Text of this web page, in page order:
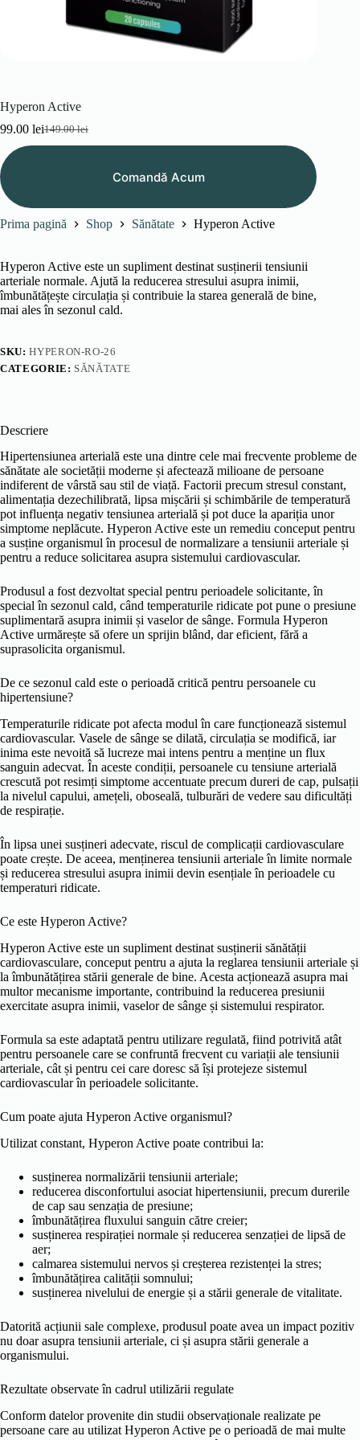
Hyperon Active
149.00lei
Prețul
inițial
99.00 leiPrețul
curent
Comandă Acum
Prima pagină Shop Sănătate Hyperon Active
Hyperon Active este un supliment destinat susținerii tensiunii
arteriale normale. Ajută la reducerea stresului asupra inimii,
îmbunătățește circulația și contribuie la starea generală de bine,
mai ales în sezonul cald.
SKU:HYPERON-RO-26
CATEGORIE: SĂNĂTATE
Descriere
Hipertensiunea arterială este una dintre cele mai frecvente probleme de
sănătate ale societății moderne și afectează milioane de persoane
indiferent de vârstă sau stil de viață. Factorii precum stresul constant,
alimentația dezechilibrată, lipsa mișcării și schimbările de temperatură
pot influența negativ tensiunea arterială și pot duce la apariția unor
simptome neplăcute. Hyperon Active este un remediu conceput pentru
a susține organismul în procesul de normalizare a tensiunii arteriale și
pentru a reduce solicitarea asupra sistemului cardiovascular.
Produsul a fost dezvoltat special pentru perioadele solicitante, în
special în sezonul cald, când temperaturile ridicate pot pune o presiune
suplimentară asupra inimii și vaselor de sânge. Formula Hyperon
Active urmărește să ofere un sprijin blând, dar eficient, fără a
suprasolicita organismul.
De ce sezonul cald este o perioadă critică pentru persoanele cu
hipertensiune?
Temperaturile ridicate pot afecta modul în care funcționează sistemul
cardiovascular. Vasele de sânge se dilată, circulația se modifică, iar
inima este nevoită să lucreze mai intens pentru a menține un flux
sanguin adecvat. În aceste condiții, persoanele cu tensiune arterială
crescută pot resimți simptome accentuate precum dureri de cap, pulsații
la nivelul capului, amețeli, oboseală, tulburări de vedere sau dificultăți
de respirație.
În lipsa unei susțineri adecvate, riscul de complicații cardiovasculare
poate crește. De aceea, menținerea tensiunii arteriale în limite normale
și reducerea stresului asupra inimii devin esențiale în perioadele cu
temperaturi ridicate.
Ce este Hyperon Active?
Hyperon Active este un supliment destinat susținerii sănătății
cardiovasculare, conceput pentru a ajuta la reglarea tensiunii arteriale și
la îmbunătățirea stării generale de bine. Acesta acționează asupra mai
multor mecanisme importante, contribuind la reducerea presiunii
exercitate asupra inimii, vaselor de sânge și sistemului respirator.
Formula sa este adaptată pentru utilizare regulată, fiind potrivită atât
pentru persoanele care se confruntă frecvent cu variații ale tensiunii
arteriale, cât și pentru cei care doresc să își protejeze sistemul
cardiovascular în perioadele solicitante.
Cum poate ajuta Hyperon Active organismul?
Utilizat constant, Hyperon Active poate contribui la:
susținerea normalizării tensiunii arteriale;
reducerea disconfortului asociat hipertensiunii, precum durerile
de cap sau senzația de presiune;
îmbunătățirea fluxului sanguin către creier;
susținerea respirației normale și reducerea senzației de lipsă de
aer;
calmarea sistemului nervos și creșterea rezistenței la stres;
îmbunătățirea calității somnului;
susținerea nivelului de energie și a stării generale de vitalitate.
Datorită acțiunii sale complexe, produsul poate avea un impact pozitiv
nu doar asupra tensiunii arteriale, ci și asupra stării generale a
organismului.
Rezultate observate în cadrul utilizării regulate
Conform datelor provenite din studii observaționale realizate pe
persoane care au utilizat Hyperon Active pe o perioadă de mai multe